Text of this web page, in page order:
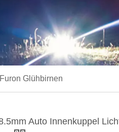
Glühbirnen
Auto Innenkuppel